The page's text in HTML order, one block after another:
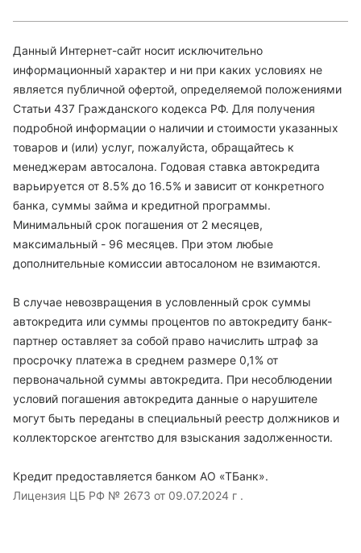
Данный Интернет-сайт носит исключительно
информационный характер и ни при каких условиях не
является публичной офертой, определяемой положениями
Статьи 437 Гражданского кодекса РФ. Для получения
подробной информации о наличии и стоимости указанных
товаров и (или) услуг, пожалуйста, обращайтесь к
менеджерам автосалона. Годовая ставка автокредита
варьируется от 8.5% до 16.5% и зависит от конкретного
банка, суммы займа и кредитной программы.
Минимальный срок погашения от 2 месяцев,
максимальный - 96 месяцев. При этом любые
дополнительные комиссии автосалоном не взимаются.
В случае невозвращения в условленный срок суммы
автокредита или суммы процентов по автокредиту банк-
партнер оставляет за собой право начислить штраф за
просрочку платежа в среднем размере 0,1% от
первоначальной суммы автокредита. При несоблюдении
условий погашения автокредита данные о нарушителе
могут быть переданы в специальный реестр должников и
коллекторское агентство для взыскания задолженности.
Кредит предоставляется банком АО «ТБанк».
Лицензия ЦБ РФ № 2673 от 09.07.2024 г .